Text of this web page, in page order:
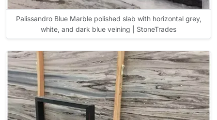
Palissandro Blue Marble polished slab with horizontal grey,
white, and dark blue veining | StoneTrades